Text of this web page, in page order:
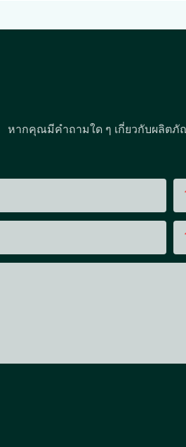
หากคุณมีคำถามใด ๆ เกี่ยวกับผลิตภั